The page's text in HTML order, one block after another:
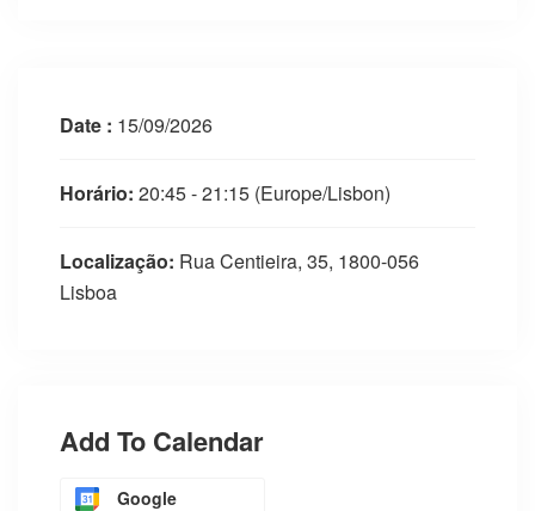
Date : 15/09/2026
Horário: 20:45 - 21:15 (Europe/Lisbon)
Localização: Rua Centieira, 35, 1800-056
Lisboa
Add To Calendar
Google